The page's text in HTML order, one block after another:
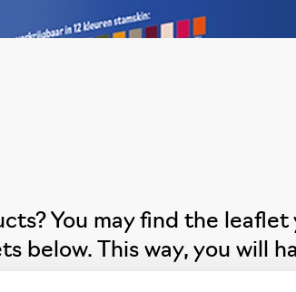
You may find the leaflet
below. This way, you will